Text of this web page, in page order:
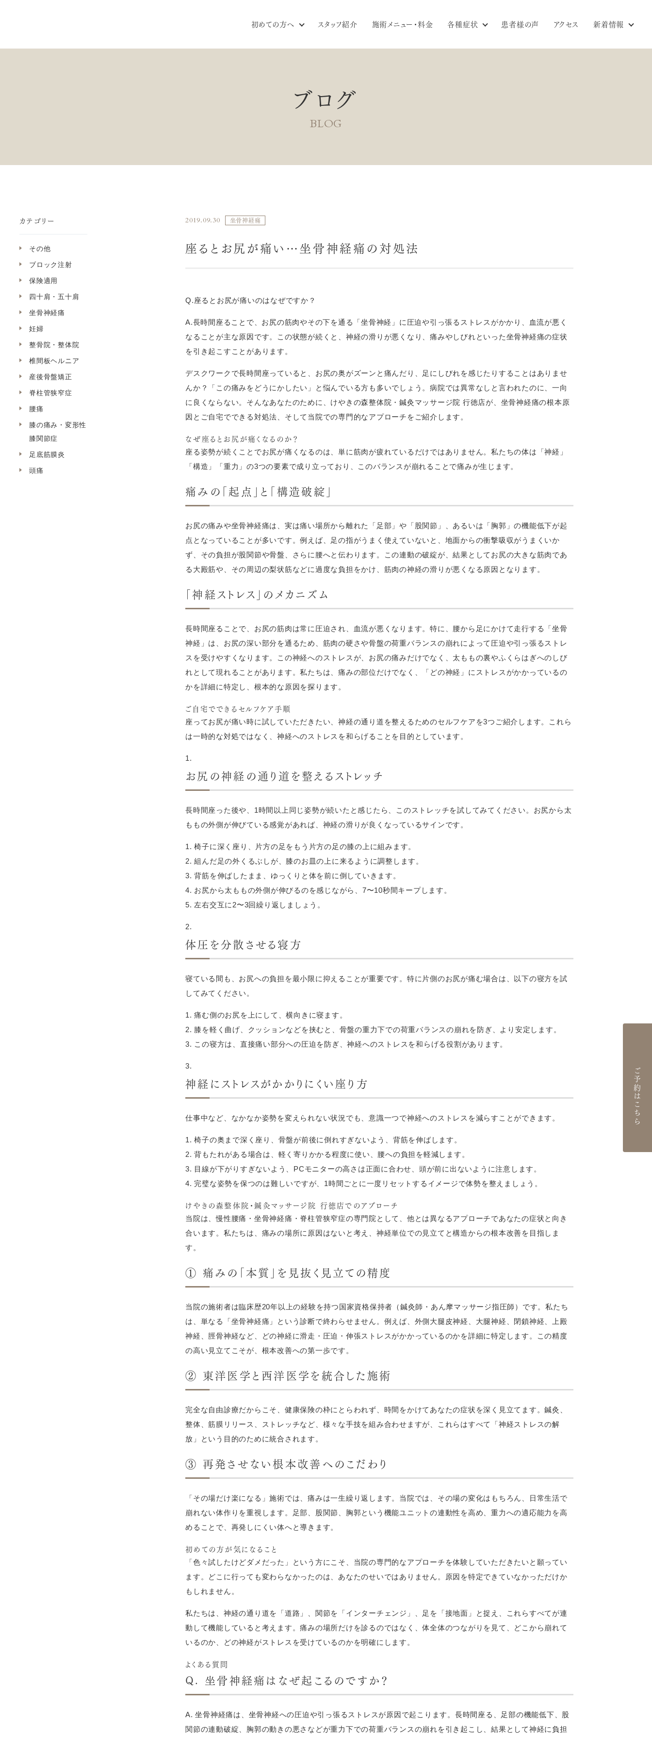
初めての方へ スタッフ紹介 施術メニュー・料金 各種症状 患者様の声 アクセス 新着情報
ブログ
BLOG
カテゴリー
その他
ブロック注射
保険適用
四十肩・五十肩
坐骨神経痛
妊婦
整骨院・整体院
椎間板ヘルニア
産後骨盤矯正
脊柱管狭窄症
腰痛
膝の痛み・変形性
膝関節症
足底筋膜炎
頭痛
2019.09.30 坐骨神経痛
座るとお尻が痛い…坐骨神経痛の対処法
Q.座るとお尻が痛いのはなぜですか？
A.長時間座ることで、お尻の筋肉やその下を通る「坐骨神経」に圧迫や引っ張るストレスがかかり、血流が悪く
なることが主な原因です。この状態が続くと、神経の滑りが悪くなり、痛みやしびれといった坐骨神経痛の症状
を引き起こすことがあります。
デスクワークで長時間座っていると、お尻の奥がズーンと痛んだり、足にしびれを感じたりすることはありませ
んか？「この痛みをどうにかしたい」と悩んでいる方も多いでしょう。病院では異常なしと言われたのに、一向
に良くならない。そんなあなたのために、けやきの森整体院・鍼灸マッサージ院 行徳店が、坐骨神経痛の根本原
因とご自宅でできる対処法、そして当院での専門的なアプローチをご紹介します。
なぜ座るとお尻が痛くなるのか？
座る姿勢が続くことでお尻が痛くなるのは、単に筋肉が疲れているだけではありません。私たちの体は「神経」
「構造」「重力」の3つの要素で成り立っており、このバランスが崩れることで痛みが生じます。
痛みの「起点」と「構造破綻」
お尻の痛みや坐骨神経痛は、実は痛い場所から離れた「足部」や「股関節」、あるいは「胸郭」の機能低下が起
点となっていることが多いです。例えば、足の指がうまく使えていないと、地面からの衝撃吸収がうまくいか
ず、その負担が股関節や骨盤、さらに腰へと伝わります。この連動の破綻が、結果としてお尻の大きな筋肉であ
る大殿筋や、その周辺の梨状筋などに過度な負担をかけ、筋肉の神経の滑りが悪くなる原因となります。
「神経ストレス」のメカニズム
長時間座ることで、お尻の筋肉は常に圧迫され、血流が悪くなります。特に、腰から足にかけて走行する「坐骨
神経」は、お尻の深い部分を通るため、筋肉の硬さや骨盤の荷重バランスの崩れによって圧迫や引っ張るストレ
スを受けやすくなります。この神経へのストレスが、お尻の痛みだけでなく、太ももの裏やふくらはぎへのしび
れとして現れることがあります。私たちは、痛みの部位だけでなく、「どの神経」にストレスがかかっているの
かを詳細に特定し、根本的な原因を探ります。
ご自宅でできるセルフケア手順
座ってお尻が痛い時に試していただきたい、神経の通り道を整えるためのセルフケアを3つご紹介します。これら
は一時的な対処ではなく、神経へのストレスを和らげることを目的としています。
お尻の神経の通り道を整えるストレッチ
長時間座った後や、1時間以上同じ姿勢が続いたと感じたら、このストレッチを試してみてください。お尻から太
ももの外側が伸びている感覚があれば、神経の滑りが良くなっているサインです。
椅子に深く座り、片方の足をもう片方の足の膝の上に組みます。
組んだ足の外くるぶしが、膝のお皿の上に来るように調整します。
背筋を伸ばしたまま、ゆっくりと体を前に倒していきます。
お尻から太ももの外側が伸びるのを感じながら、7〜10秒間キープします。
左右交互に2〜3回繰り返しましょう。
体圧を分散させる寝方
寝ている間も、お尻への負担を最小限に抑えることが重要です。特に片側のお尻が痛む場合は、以下の寝方を試
してみてください。
痛む側のお尻を上にして、横向きに寝ます。
膝を軽く曲げ、クッションなどを挟むと、骨盤の重力下での荷重バランスの崩れを防ぎ、より安定します。
この寝方は、直接痛い部分への圧迫を防ぎ、神経へのストレスを和らげる役割があります。
神経にストレスがかかりにくい座り方
仕事中など、なかなか姿勢を変えられない状況でも、意識一つで神経へのストレスを減らすことができます。
椅子の奥まで深く座り、骨盤が前後に倒れすぎないよう、背筋を伸ばします。
背もたれがある場合は、軽く寄りかかる程度に使い、腰への負担を軽減します。
目線が下がりすぎないよう、PCモニターの高さは正面に合わせ、頭が前に出ないように注意します。
完璧な姿勢を保つのは難しいですが、1時間ごとに一度リセットするイメージで体勢を整えましょう。
けやきの森整体院・鍼灸マッサージ院 行徳店でのアプローチ
当院は、慢性腰痛・坐骨神経痛・脊柱管狭窄症の専門院として、他とは異なるアプローチであなたの症状と向き
合います。私たちは、痛みの場所に原因はないと考え、神経単位での見立てと構造からの根本改善を目指しま
す。
① 痛みの「本質」を見抜く見立ての精度
当院の施術者は臨床歴20年以上の経験を持つ国家資格保持者（鍼灸師・あん摩マッサージ指圧師）です。私たち
は、単なる「坐骨神経痛」という診断で終わらせません。例えば、外側大腿皮神経、大腿神経、閉鎖神経、上殿
神経、脛骨神経など、どの神経に滑走・圧迫・伸張ストレスがかかっているのかを詳細に特定します。この精度
の高い見立てこそが、根本改善への第一歩です。
② 東洋医学と西洋医学を統合した施術
完全な自由診療だからこそ、健康保険の枠にとらわれず、時間をかけてあなたの症状を深く見立てます。鍼灸、
整体、筋膜リリース、ストレッチなど、様々な手技を組み合わせますが、これらはすべて「神経ストレスの解
放」という目的のために統合されます。
③ 再発させない根本改善へのこだわり
「その場だけ楽になる」施術では、痛みは一生繰り返します。当院では、その場の変化はもちろん、日常生活で
崩れない体作りを重視します。足部、股関節、胸郭という機能ユニットの連動性を高め、重力への適応能力を高
めることで、再発しにくい体へと導きます。
初めての方が気になること
「色々試したけどダメだった」という方にこそ、当院の専門的なアプローチを体験していただきたいと願ってい
ます。どこに行っても変わらなかったのは、あなたのせいではありません。原因を特定できていなかっただけか
もしれません。
私たちは、神経の通り道を「道路」、関節を「インターチェンジ」、足を「接地面」と捉え、これらすべてが連
動して機能していると考えます。痛みの場所だけを診るのではなく、体全体のつながりを見て、どこから崩れて
いるのか、どの神経がストレスを受けているのかを明確にします。
よくある質問
Q. 坐骨神経痛はなぜ起こるのですか？
A. 坐骨神経痛は、坐骨神経への圧迫や引っ張るストレスが原因で起こります。長時間座る、足部の機能低下、股
関節の連動破綻、胸郭の動きの悪さなどが重力下での荷重バランスの崩れを引き起こし、結果として神経に負担
ご予約はこちら